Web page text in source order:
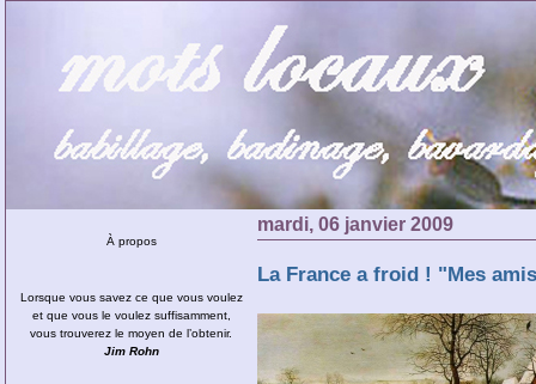
À propos
Lorsque vous savez ce que vous voulez
et que vous le voulez suffisamment,
vous trouverez le moyen de l’obtenir.
Jim Rohn
mardi, 06 janvier 2009
La France a froid ! "Mes